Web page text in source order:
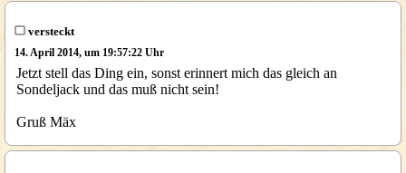
versteckt
14. April 2014, um 19:57:22 Uhr
Jetzt stell das Ding ein, sonst erinnert mich das gleich an
Sondeljack und das muß nicht sein!
Gruß Mäx